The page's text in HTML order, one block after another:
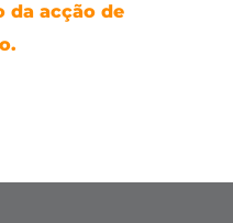
da acção de